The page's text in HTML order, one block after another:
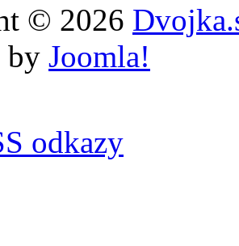
© 2026
by Joomla!
odkazy